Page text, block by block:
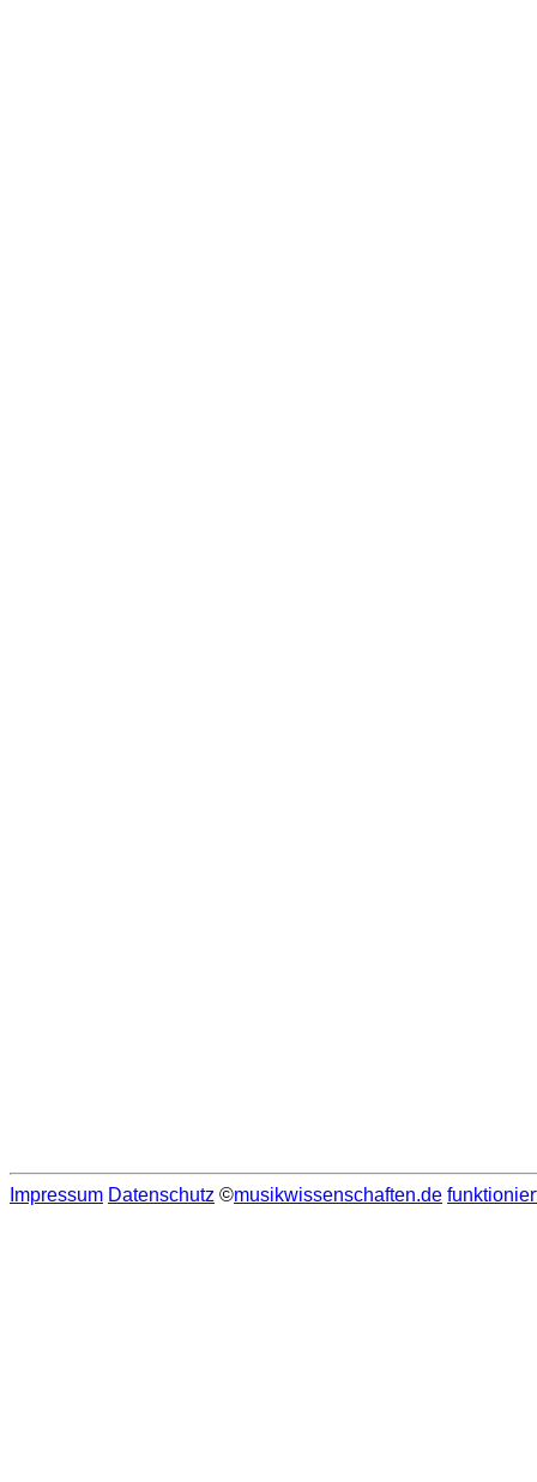
Impressum Datenschutz ©musikwissenschaften.de